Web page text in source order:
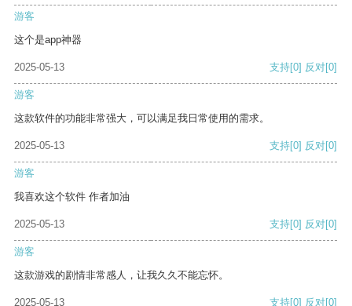
游客
这个是app神器
2025-05-13 支持[0] 反对[0]
游客
这款软件的功能非常强大，可以满足我日常使用的需求。
2025-05-13 支持[0] 反对[0]
游客
我喜欢这个软件 作者加油
2025-05-13 支持[0] 反对[0]
游客
这款游戏的剧情非常感人，让我久久不能忘怀。
2025-05-13 支持[0] 反对[0]